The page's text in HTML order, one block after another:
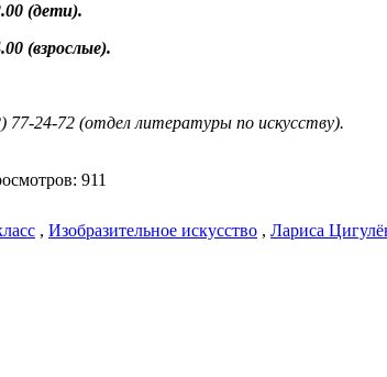
(дети).
(взрослые).
77-24-72 (отдел литературы по искусству).
911
, Изобразительное искусство , Лариса